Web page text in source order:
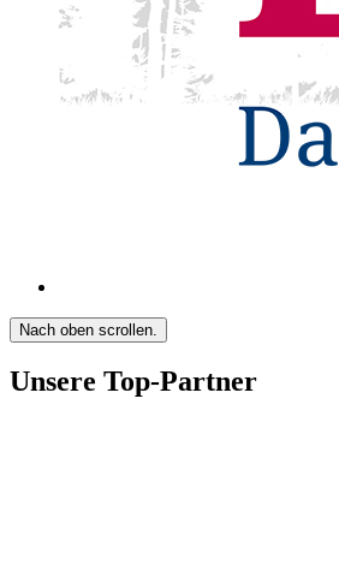
Nach oben scrollen.
Unsere Top-Partner